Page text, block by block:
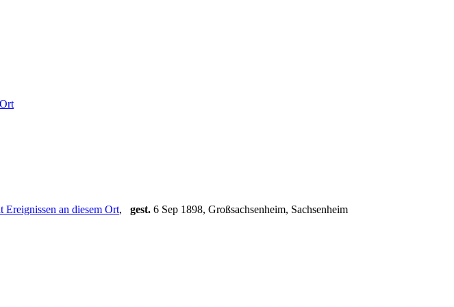
, gest. 6 Sep 1898, Großsachsenheim, Sachsenheim